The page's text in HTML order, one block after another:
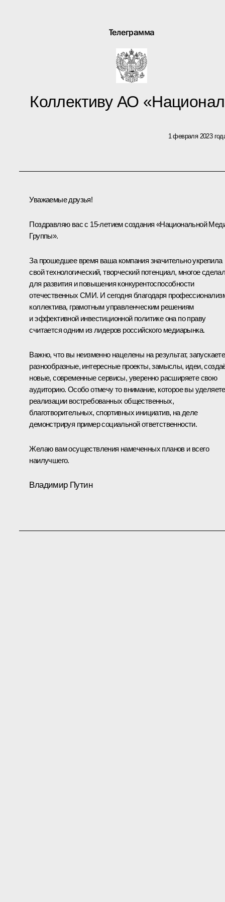
Телеграмма
Коллективу АО
1 февраля 2023
Уважаемые друзья!
Поздравляю вас с 15-летием создания «Национальной
Группы».
За прошедшее время ваша компания значительно укрепила
свой технологический, творческий потенциал, многое
для развития и повышения конкурентоспособности
отечественных СМИ. И сегодня благодаря
коллектива, грамотным управленческим решениям
и эффективной инвестиционной политике она по праву
считается одним из лидеров российского медиарынка.
Важно, что вы неизменно нацелены на результат, запускаете
разнообразные, интересные проекты, замыслы, идеи,
новые, современные сервисы, уверенно расширяете свою
аудиторию. Особо отмечу то внимание, которое вы уделяете
реализации востребованных общественных,
благотворительных, спортивных инициатив, на деле
демонстрируя пример социальной ответственности.
Желаю вам осуществления намеченных планов и всего
наилучшего.
Владимир Путин